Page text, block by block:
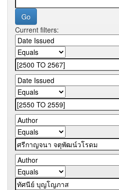
Current filters: